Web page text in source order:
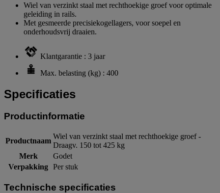
Wiel van verzinkt staal met rechthoekige groef voor optimale
geleiding in rails.
Met gesmeerde precisiekogellagers, voor soepel en
onderhoudsvrij draaien.
Klantgarantie : 3 jaar
Max. belasting (kg) : 400
Specificaties
Productinformatie
Productnaam
Wiel van verzinkt staal met rechthoekige groef -
Draagv. 150 tot 425 kg
Merk
Godet
Verpakking Per stuk
Technische specificaties